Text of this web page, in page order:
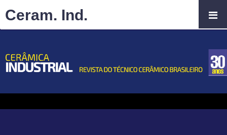
Ceram. Ind.